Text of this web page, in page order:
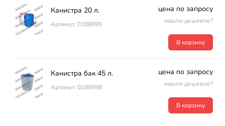
Канистра 20 л.
Артикул: 0188990
цена по запросу
нашли дешевле?
В корзину
Канистра бак 45 л.
Артикул: 0188998
цена по запросу
нашли дешевле?
В корзину